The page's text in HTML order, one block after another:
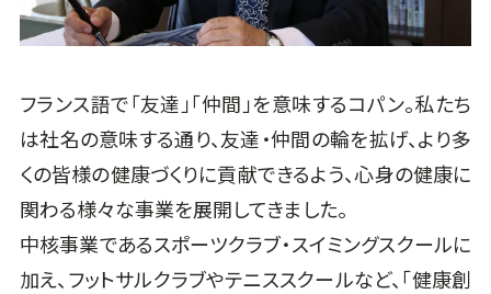
フランス語で「友達」「仲間」を意味するコパン。私たち
は社名の意味する通り、友達・仲間の輪を拡げ、より多
くの皆様の健康づくりに貢献できるよう、心身の健康に
関わる様々な事業を展開してきました。
中核事業であるスポーツクラブ・スイミングスクールに
加え、フットサルクラブやテニススクールなど、「健康創